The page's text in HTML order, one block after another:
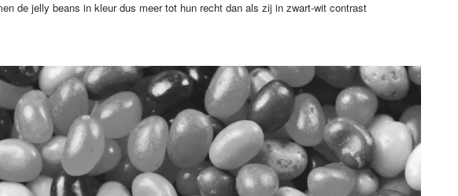
de jelly beans in kleur dus meer tot hun recht dan als zij in zwart-wit contrast